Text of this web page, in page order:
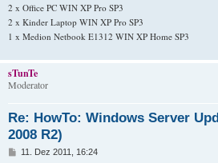
2 x Office PC WIN XP Pro SP3
2 x Kinder Laptop WIN XP Pro SP3
1 x Medion Netbook E1312 WIN XP Home SP3
sTunTe
Moderator
Re: HowTo: Windows Server
2008 R2)
B11. Dez 2011, 16:24